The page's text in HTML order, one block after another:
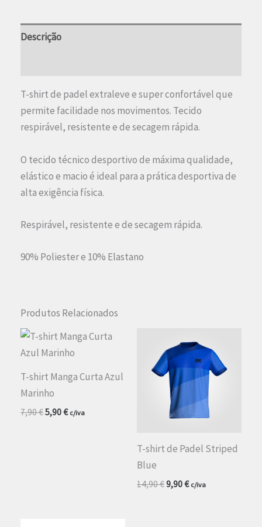
Green
Descrição
T-shirt de padel extraleve e super confortável que
permite facilidade nos movimentos. Tecido
respirável, resistente e de secagem rápida.
O tecido técnico desportivo de máxima qualidade,
elástico e macio é ideal para a prática desportiva de
alta exigência física.
Respirável, resistente e de secagem rápida.
90% Poliester e 10% Elastano
Produtos Relacionados
T-shirt Manga Curta Azul
Marinho
7,90€O
5,90€Oc/iva
T-shirt de Padel Striped
Blue
14,90€O
9,90€Oc/iva